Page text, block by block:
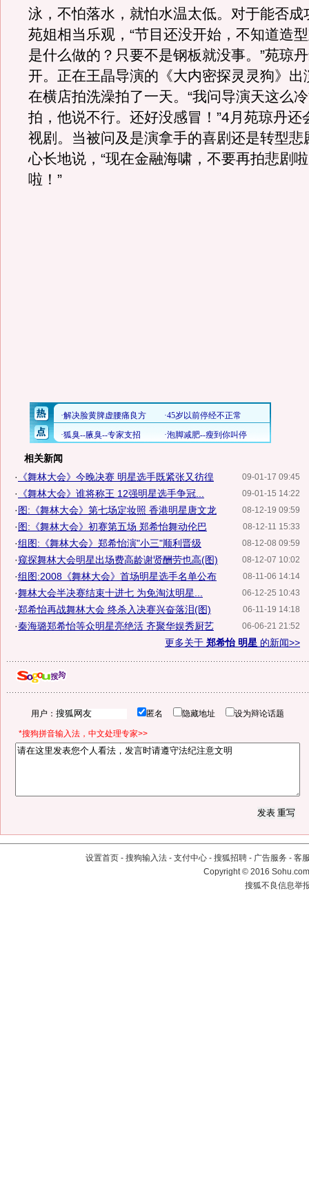
泳，不怕落水，就怕水温太低。对于能否成
苑姐相当乐观，“节目还没开始，不知道造
是什么做的？只要不是钢板就没事。”苑琼
开。正在王晶导演的《大内密探灵灵狗》出
在横店拍洗澡拍了一天。“我问导演天这么
拍，他说不行。还好没感冒！”4月苑琼丹还
视剧。当被问及是演拿手的喜剧还是转型悲
心长地说，“现在金融海啸，不要再拍悲剧
啦！”
相关新闻
09-01-17 09:45
· 《舞林大会》今晚决赛 明星选手既紧张又彷徨
09-01-15 14:22
· 《舞林大会》谁将称王 12强明星选手争冠...
08-12-19 09:59
·图:《舞林大会》第七场定妆照 香港明星唐文龙
08-12-11 15:33
·图:《舞林大会》初赛第五场 郑希怡舞动伦巴
08-12-08 09:59
·组图:《舞林大会》郑希怡演"小三"顺利晋级
08-12-07 10:02
·窥探舞林大会明星出场费高龄谢贤酬劳也高(图)
08-11-06 14:14
·组图:2008《舞林大会》首场明星选手名单公布
06-12-25 10:43
·舞林大会半决赛结束十进七 为免淘汰明星...
06-11-19 14:18
·郑希怡再战舞林大会 终杀入决赛兴奋落泪(图)
06-06-21 21:52
·秦海璐郑希怡等众明星亮绝活 齐聚华娱秀厨艺
更多关于 郑希怡 明星 的新闻>>
用户： 匿名 隐藏地址 设为辩论话题
*搜狗拼音输入法，中文处理专家>>
设置首页 - 搜狗输入法 - 支付中心 - 搜狐招聘 - 广告服务 - 客
Copyright©2016
搜狐不良信息举